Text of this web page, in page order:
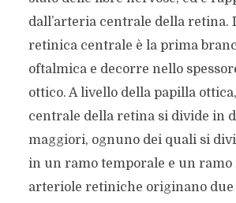
dall’arteria centrale della retina.
retinica centrale è la prima
oftalmica e decorre nello
ottico. A livello della papilla
centrale della retina si divide in
maggiori, ognuno dei quali si
in un ramo temporale e un ramo
arteriole retiniche originano due